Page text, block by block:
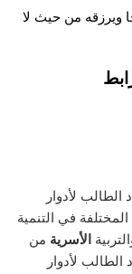
ويرزقه من حيث لا
لأدوار
في التنمية
الأسرية من
لأدوار